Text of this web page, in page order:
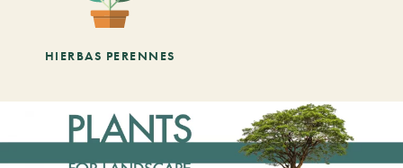
HIERBAS PERENNES